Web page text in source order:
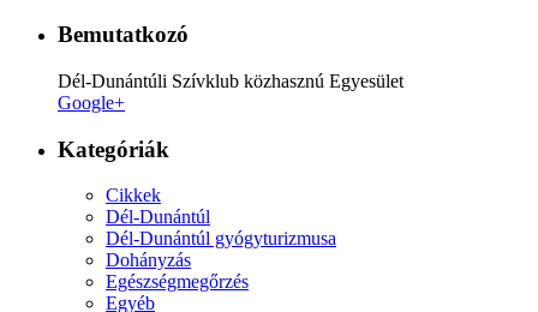
Bemutatkozó
Dél-Dunántúli Szívklub közhasznú Egyesület
Google+
Kategóriák
Cikkek
Dél-Dunántúl
Dél-Dunántúl gyógyturizmusa
Dohányzás
Egészségmegőrzés
Egyéb